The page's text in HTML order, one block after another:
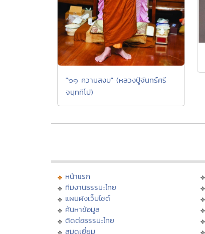
"๖๑ ความสงบ" (หลวงปู่จันทร์ศรี
จนฺททีโป)
หน้าแรก
ทีมงานธรรมะไทย
แผนผังเว็บไซต์
ค้นหาข้อมูล
ติดต่อธรรมะไทย
สมุดเยี่ยม